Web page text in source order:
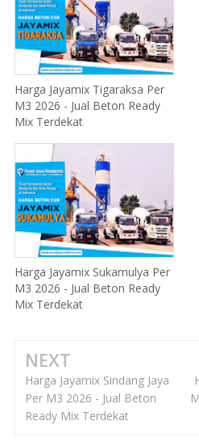
Harga Jayamix Tigaraksa Per
M3 2026 - Jual Beton Ready
Mix Terdekat
Harga Jayamix Sukamulya Per
M3 2026 - Jual Beton Ready
Mix Terdekat
NEXT
Harga Jayamix Sindang Jaya
Per M3 2026 - Jual Beton
Ready Mix Terdekat